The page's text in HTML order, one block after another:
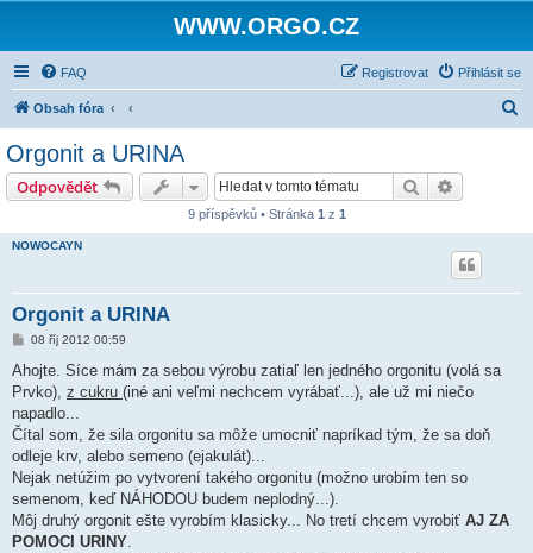
WWW.ORGO.CZ
FAQ Přihlásit se
Registrovat
Obsah fóra
Orgonit a URINA
Odpovědět Hledat
9 příspěvků • Stránka 1 z 1
NOWOCAYN
Orgonit a URINA
P
í
p
ě
v
e
k
08 říj 2012 00:59
Ahojte. Síce mám za sebou výrobu zatiaľ len jedného orgonitu (volá sa
Prvko), z cukru (iné ani veľmi nechcem vyrábať...), ale už mi niečo
napadlo...
Čítal som, že sila orgonitu sa môže umocniť napríkad tým, že sa doň
odleje krv, alebo semeno (ejakulát)...
Nejak netúžim po vytvorení takého orgonitu (možno urobím ten so
semenom, keď NÁHODOU budem neplodný...).
Môj druhý orgonit ešte vyrobím klasicky... No tretí chcem vyrobiť AJ ZA
POMOCI URINY.